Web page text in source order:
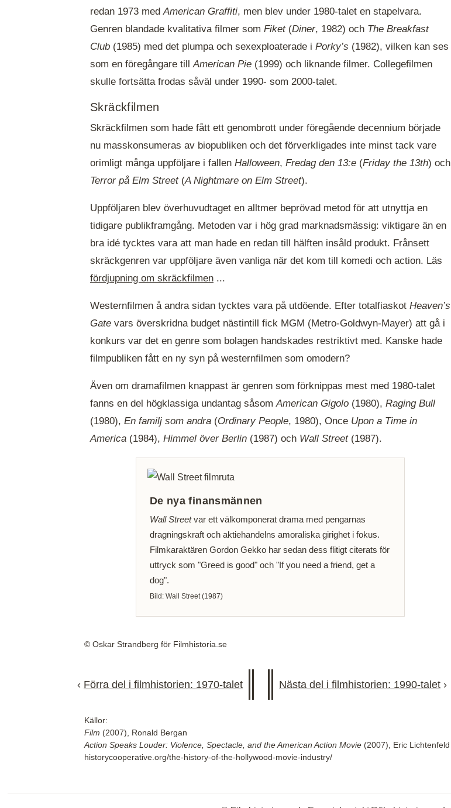
redan 1973 med American Graffiti, men blev under 1980-talet en stapelvara.
Genren blandade kvalitativa filmer som Fiket(Diner, 1982) och The Breakfast
Club (1985) med det plumpa och sexexploaterade i Porky’s (1982), vilken kan ses
som en föregångare till American Pie (1999) och liknande filmer. Collegefilmen
skulle fortsätta frodas såväl under 1990- som 2000-talet.
Skräckfilmen
Skräckfilmen som hade fått ett genombrott under föregående decennium började
nu masskonsumeras av biopubliken och det förverkligades inte minst tack vare
orimligt många uppföljare i fallen Halloween, Fredag den 13:e (Friday the 13th) och
Terror på Elm Street(A Nightmare on Elm Street).
Uppföljaren blev överhuvudtaget en alltmer beprövad metod för att utnyttja en
tidigare publikframgång. Metoden var i hög grad marknadsmässig: viktigare än en
bra idé tycktes vara att man hade en redan till hälften insåld produkt. Frånsett
skräckgenren var uppföljare även vanliga när det kom till komedi och action. Läs
fördjupning om skräckfilmen ...
Westernfilmen å andra sidan tycktes vara på utdöende. Efter totalfiaskot Heaven’s
Gate vars överskridna budget nästintill fick MGM (Metro-Goldwyn-Mayer) att gå i
konkurs var det en genre som bolagen handskades restriktivt med. Kanske hade
filmpubliken fått en ny syn på westernfilmen som omodern?
Även om dramafilmen knappast är genren som förknippas mest med 1980-talet
fanns en del högklassiga undantag såsomAmerican Gigolo (1980), Raging Bull
(1980), En familj som andra (Ordinary People, 1980), Once Upon a Time in
America (1984), Himmel över Berlin (1987) och Wall Street(1987).
De nya finansmännen
Wall Streetvar ett välkomponerat drama med pengarnas
dragningskraft och aktiehandelns amoraliska girighet i fokus.
Filmkaraktären Gordon Gekko har sedan dess flitigt citerats för
uttryck som "Greed is good" och "If you need a friend, get a
dog".
Bild: Wall Street (1987)
© Oskar Strandberg för Filmhistoria.se
‹ Förra del i filmhistorien: 1970-talet Nästa del i filmhistorien: 1990-talet ›
Källor:
Film (2007), Ronald Bergan
Action Speaks Louder: Violence, Spectacle, and the American Action Movie (2007), Eric Lichtenfeld
historycooperative.org/the-history-of-the-hollywood-movie-industry/